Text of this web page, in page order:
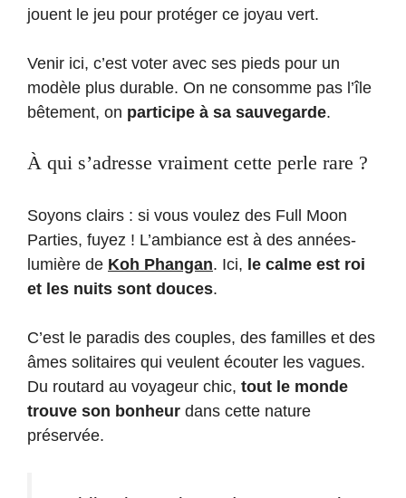
jouent le jeu pour protéger ce joyau vert.
Venir ici, c’est voter avec ses pieds pour un
modèle plus durable. On ne consomme pas l’île
bêtement, on participe à sa sauvegarde.
À qui s’adresse vraiment cette perle rare ?
Soyons clairs : si vous voulez des Full Moon
Parties, fuyez ! L’ambiance est à des années-
lumière de Koh Phangan. Ici, le calme est roi
et les nuits sont douces.
C’est le paradis des couples, des familles et des
âmes solitaires qui veulent écouter les vagues.
Du routard au voyageur chic, tout le monde
trouve son bonheur dans cette nature
préservée.